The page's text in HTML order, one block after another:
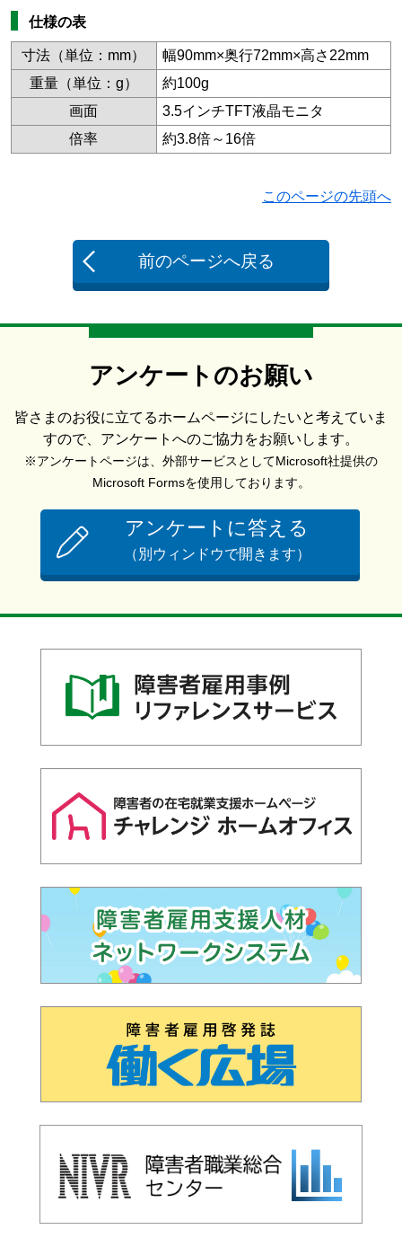
仕様の表
寸法（単位：mm）
幅90mm×奥行72mm×高さ22mm
重量（単位：g）
約100g
画面
3.5インチTFT液晶モニタ
倍率
約3.8倍～16倍
このページの先頭へ
前のページへ戻る
アンケートのお願い
皆さまのお役に立てるホームページにしたいと考えていま
すので、アンケートへのご協力をお願いします。
※アンケートページは、外部サービスとしてMicrosoft社提供の
Microsoft Formsを使用しております。
アンケートに答える
（別ウィンドウで開きます）